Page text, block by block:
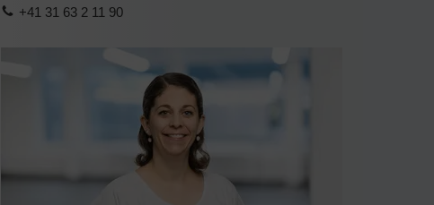
+41 31 63 2 11 90